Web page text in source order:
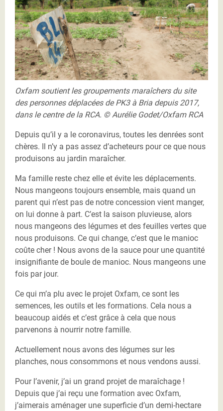
Oxfam soutient les groupements maraîchers du site
des personnes déplacées de PK3 à Bria depuis 2017,
dans le centre de la RCA. © Aurélie Godet/Oxfam RCA
Depuis qu’il y a le coronavirus, toutes les denrées sont
chères. Il n’y a pas assez d’acheteurs pour ce que nous
produisons au jardin maraîcher.
Ma famille reste chez elle et évite les déplacements.
Nous mangeons toujours ensemble, mais quand un
parent qui n’est pas de notre concession vient manger,
on lui donne à part. C’est la saison pluvieuse, alors
nous mangeons des légumes et des feuilles vertes que
nous produisons. Ce qui change, c’est que le manioc
coûte cher ! Nous avons de la sauce pour une quantité
insignifiante de boule de manioc. Nous mangeons une
fois par jour.
Ce qui m’a plu avec le projet Oxfam, ce sont les
semences, les outils et les formations. Cela nous a
beaucoup aidés et c’est grâce à cela que nous
parvenons à nourrir notre famille.
Actuellement nous avons des légumes sur les
planches, nous consommons et nous vendons aussi.
Pour l’avenir, j’ai un grand projet de maraîchage !
Depuis que j’ai reçu une formation avec Oxfam,
j’aimerais aménager une superficie d’un demi-hectare